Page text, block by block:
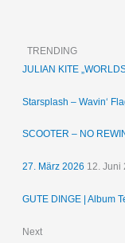
TRENDING
JULIAN KITE
Starsplash – Wavin‘
SCOOTER – NO
27. März 2026 12. Juni
GUTE DINGE | Album
Next